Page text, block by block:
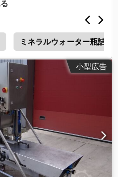
ミネラルウォーター瓶詰め
小型広告